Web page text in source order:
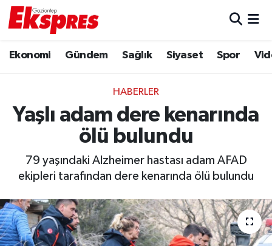
Ekonomi Gündem Sağlık Siyaset Spor
HABERLER
Yaşlı adam dere kenarında
ölü bulundu
79 yaşındaki Alzheimer hastası adam AFAD
ekipleri tarafından dere kenarında ölü bulundu
Ekonomi
Gaziantep son dakika
Gündem
Haberler
Kültür Sanat
Trafik Durumu
Puan Durumu ve Fikstür
Tüm Manşetler
Son Dakika Haberleri
Haber Arşivi